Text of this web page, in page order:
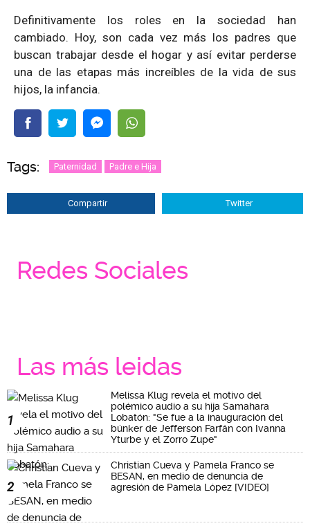
Definitivamente los roles en la sociedad han
cambiado. Hoy, son cada vez más los padres que
buscan trabajar desde el hogar y así evitar perderse
una de las etapas más increíbles de la vida de sus
hijos, la infancia.
Tags: Paternidad Padre e Hija
Compartir Twitter
Redes Sociales
Las más leidas
1
Melissa Klug revela el motivo del
polémico audio a su hija Samahara
Lobatón: "Se fue a la inauguración del
búnker de Jefferson Farfán con Ivanna
Yturbe y el Zorro Zupe"
2
Christian Cueva y Pamela Franco se
BESAN, en medio de denuncia de
agresión de Pamela López [VIDEO]